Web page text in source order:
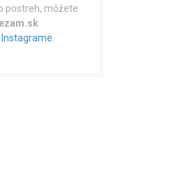
postreh, môžete
Instagrame